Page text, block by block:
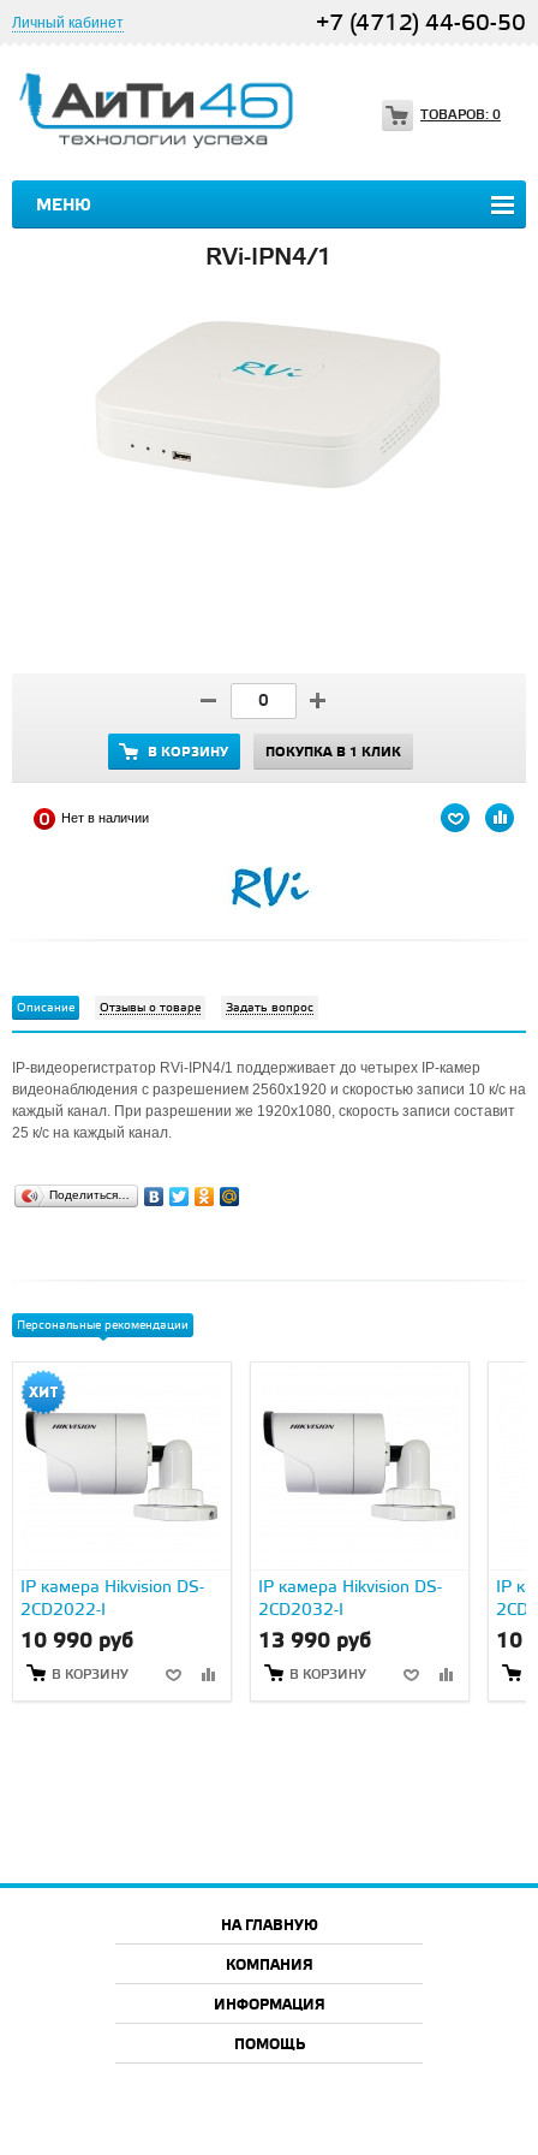
Личный кабинет +7 (4712) 44-60-50
МЕНЮ
ТОВАРОВ: 0
RVi-IPN4/1
В КОРЗИНУ ПОКУПКА В 1 КЛИК
Нет в наличии
Описание Отзывы о товаре Задать вопрос
IP-видеорегистратор RVi-IPN4/1 поддерживает до четырех IP-камер
видеонаблюдения с разрешением 2560x1920 и скоростью записи 10 к/с на
каждый канал. При разрешении же 1920х1080, скорость записи составит
25 к/с на каждый канал.
Поделиться…
Персональные рекомендации
IP камера Hikvision DS-
2CD2022-I
10 990 руб
В КОРЗИНУ
IP камера Hikvision DS-
2CD2032-I
13 990 руб
В КОРЗИНУ
IP
10
НА ГЛАВНУЮ
КОМПАНИЯ
ИНФОРМАЦИЯ
ПОМОЩЬ